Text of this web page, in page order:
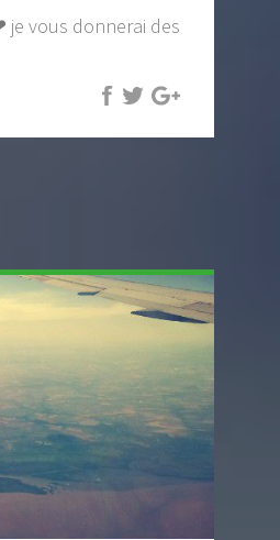
je vous donnerai des